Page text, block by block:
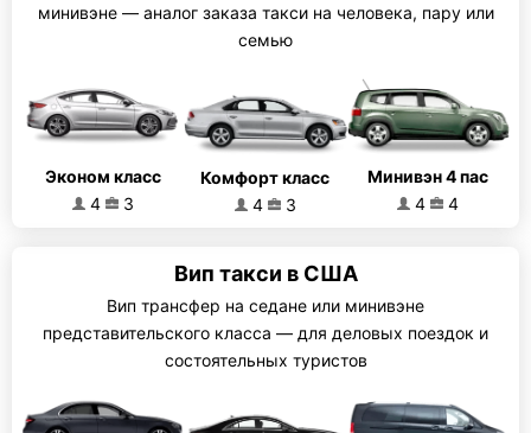
минивэне — аналог заказа такси на человека, пару или
семью
Эконом класс
4
3
Комфорт класс
4
3
Минивэн 4 пас
4
4
Вип такси в США
Вип трансфер на седане или минивэне
представительского класса — для деловых поездок и
состоятельных туристов